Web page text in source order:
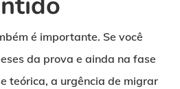
é importante. Se você
da prova e ainda na fase
teórica, a urgência de migrar